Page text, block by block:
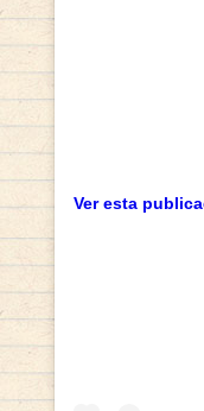
Ver esta